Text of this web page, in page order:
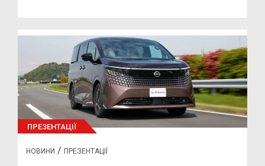
ПРЕЗЕНТАЦІЇ
НОВИНИ / ПРЕЗЕНТАЦІЇ